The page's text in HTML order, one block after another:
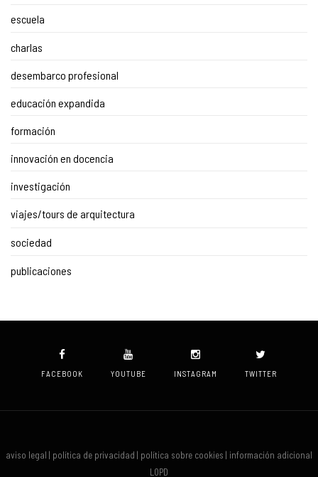
escuela
charlas
desembarco profesional
educación expandida
formación
innovación en docencia
investigación
viajes/tours de arquitectura
sociedad
publicaciones
FACEBOOK YOUTUBE INSTAGRAM TWITTER
aviso legal | política de privacidad | política sobre cookies | información adicional
LOPD